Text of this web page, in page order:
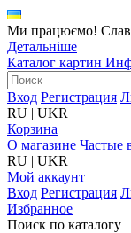
Ми працюємо!
Детальніше
Каталог картин
Вход Регистрация
RU | UKR
Корзина
О магазине Частые
RU | UKR
Мой аккаунт
Вход Регистрация
Избранное
Поиск по каталогу